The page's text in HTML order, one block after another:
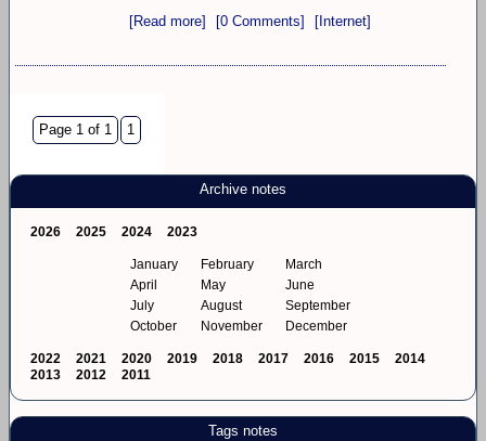
[Read more]
[0 Comments] [Internet]
Page 1 of 1 1
Archive notes
2026 2025 2024 2023
January February
March
April
May
June
July
August
September
October
November December
2022 2021 2020 2019 2018 2017 2016 2015
2014
2013
2012 2011
Tags notes